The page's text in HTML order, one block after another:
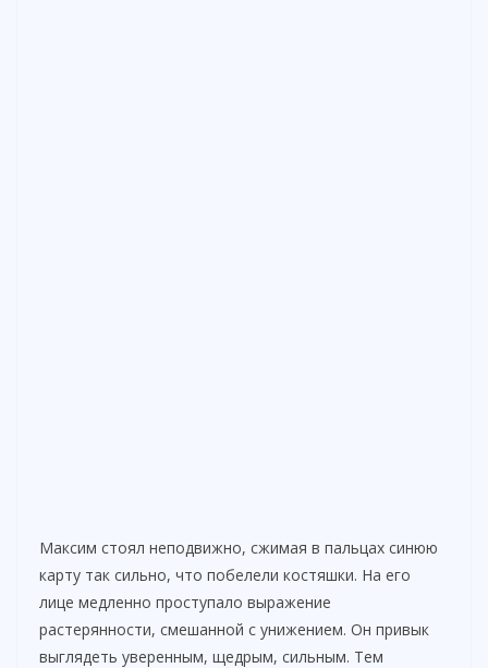
Максим стоял неподвижно, сжимая в пальцах синюю
карту так сильно, что побелели костяшки. На его
лице медленно проступало выражение
растерянности, смешанной с унижением. Он привык
выглядеть уверенным, щедрым, сильным. Тем